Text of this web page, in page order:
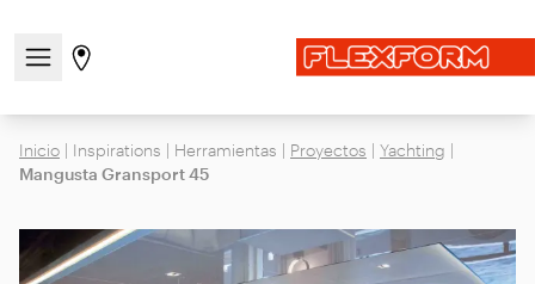
Abre/cierra el menú de navegación
Ir a la página de tiendas
Inicio | Inspirations | Herramientas | Proyectos | Yachting |
Mangusta Gransport 45